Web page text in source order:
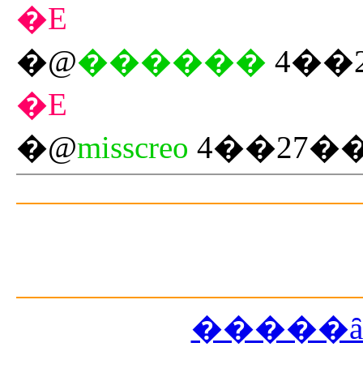
�E
�@������
�E
�@misscreo